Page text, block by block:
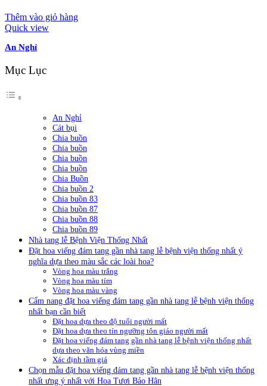
Thêm vào giỏ hàng
Quick view
An Nghỉ
Mục Lục
An Nghỉ
Cát bụi
Chia buồn
Chia buồn
Chia buồn
Chia buồn
Chia Buồn
Chia buồn 2
Chia buồn 83
Chia buồn 87
Chia buồn 88
Chia buồn 89
Nhà tang lễ Bệnh Viện Thống Nhất
Đặt hoa viếng đám tang gần nhà tang lễ bệnh viện thống nhất ý
nghĩa dựa theo màu sắc các loài hoa?
Vòng hoa màu trắng
Vòng hoa màu tím
Vòng hoa màu vàng
Cẩm nang đặt hoa viếng đám tang gần nhà tang lễ bệnh viện thống
nhất bạn cần biết
Đặt hoa dựa theo độ tuổi người mất
Đặt hoa dựa theo tín ngưỡng tôn giáo người mất
Đặt hoa viếng đám tang gần nhà tang lễ bệnh viện thống nhất
dựa theo văn hóa vùng miền
Xác định tầm giá
Chọn mẫu đặt hoa viếng đám tang gần nhà tang lễ bệnh viện thống
nhất ưng ý nhất với Hoa Tươi Bảo Hân